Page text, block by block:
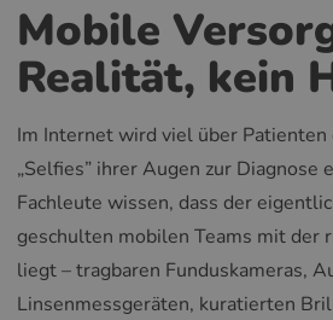
Mobile
Realität, kein
Im Internet wird viel über
„Selfies” ihrer Augen zur Diagnose
Fachleute wissen, dass der
geschulten mobilen Teams mit der
liegt – tragbaren Funduskameras,
Linsenmessgeräten, kuratierten